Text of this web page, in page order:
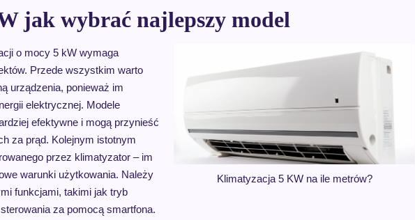
jak wybrać najlepszy model
Klimatyzacja 5 KW na ile metrów?
o mocy 5 kW wymaga
Przede wszystkim warto
urządzenia, ponieważ im
elektrycznej. Modele
efektywne i mogą przynieść
za prąd. Kolejnym istotnym
przez klimatyzator – im
warunki użytkowania. Należy
funkcjami, takimi jak tryb
za pomocą smartfona.